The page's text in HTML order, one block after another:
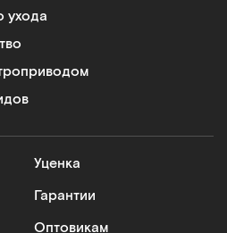
ухода
Уценка
Гарантии
Оптовикам